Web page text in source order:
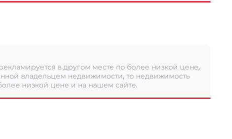
в другом месте по более низкой цене,
владельцем недвижимости, то недвижимость
низкой цене и на нашем сайте.